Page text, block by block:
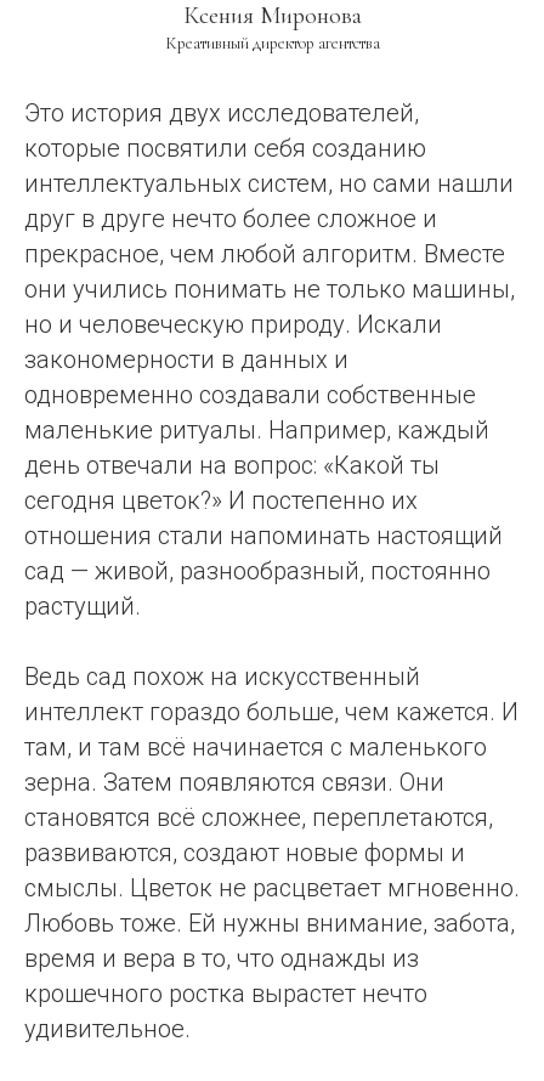
Ксения Миронова
Креативный директор агентства
Это история двух исследователей,
которые посвятили себя созданию
интеллектуальных систем, но сами нашли
друг в друге нечто более сложное и
прекрасное, чем любой алгоритм. Вместе
они учились понимать не только машины,
но и человеческую природу. Искали
закономерности в данных и
одновременно создавали собственные
маленькие ритуалы. Например, каждый
день отвечали на вопрос: «Какой ты
сегодня цветок?» И постепенно их
отношения стали напоминать настоящий
сад — живой, разнообразный, постоянно
растущий.
Ведь сад похож на искусственный
интеллект гораздо больше, чем кажется. И
там, и там всё начинается с маленького
зерна. Затем появляются связи. Они
становятся всё сложнее, переплетаются,
развиваются, создают новые формы и
смыслы. Цветок не расцветает мгновенно.
Любовь тоже. Ей нужны внимание, забота,
время и вера в то, что однажды из
крошечного ростка вырастет нечто
удивительное.